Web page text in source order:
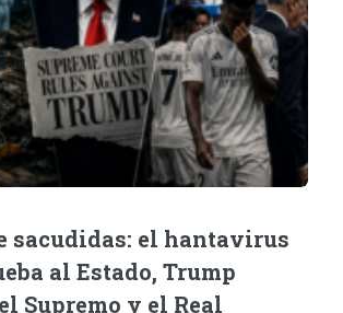
sacudidas: el hantavirus
al Estado, Trump
Supremo y el Real